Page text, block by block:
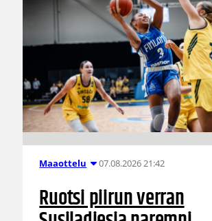
Maaottelu 07.08.2026 21:42
Ruotsi piirun verran